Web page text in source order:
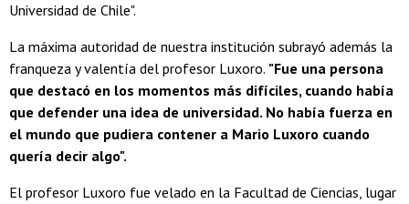
Universidad de Chile".
La máxima autoridad de nuestra institución subrayó además la
franqueza y valentía del profesor Luxoro. "Fue una persona
que destacó en los momentos más difíciles, cuando había
que defender una idea de universidad. No había fuerza en
el mundo que pudiera contener a Mario Luxoro cuando
quería decir algo".
El profesor Luxoro fue velado en la Facultad de Ciencias, lugar